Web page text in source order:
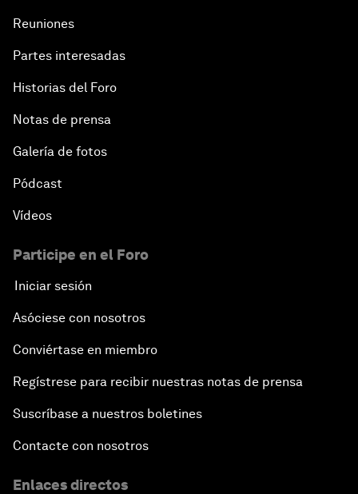
Reuniones
Partes interesadas
Historias del Foro
Notas de prensa
Galería de fotos
Pódcast
Vídeos
Participe en el Foro
Iniciar sesión
Asóciese con nosotros
Conviértase en miembro
Regístrese para recibir nuestras notas de prensa
Suscríbase a nuestros boletines
Contacte con nosotros
Enlaces directos